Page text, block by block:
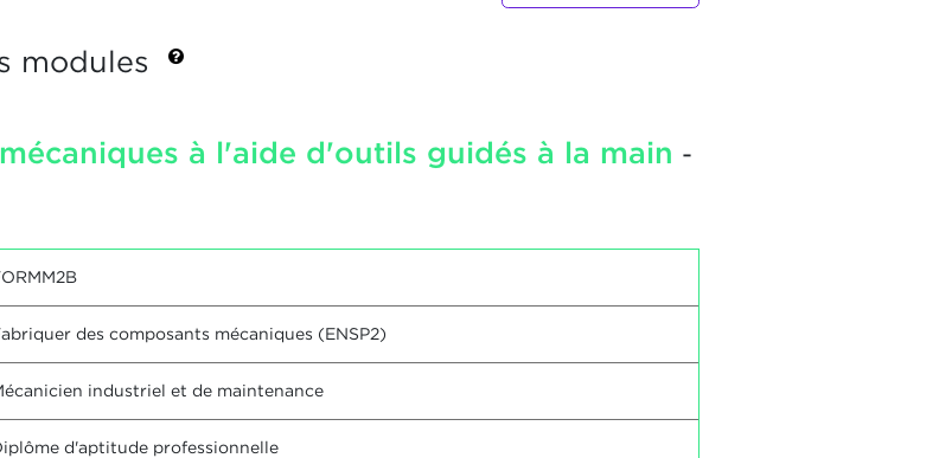
modules
à l'aide d'outils guidés à la main -
des composants mécaniques (ENSP2)
industriel et de maintenance
d'aptitude professionnelle